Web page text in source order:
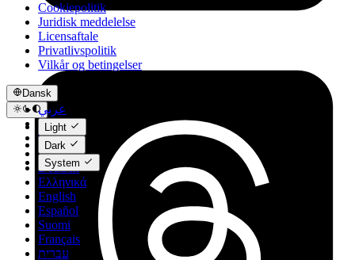
Cookiepolitik
Juridisk meddelelse
Licensaftale
Privatlivspolitik
Vilkår og betingelser
Dansk
عربي
Català
Čeština
Dansk
Deutsch
Ελληνικά
English
Español
Suomi
Français
עברית
Light
Dark
System